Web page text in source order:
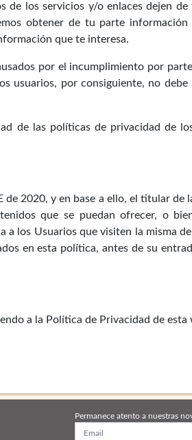
los servicios y/o enlaces dejen
obtener de tu parte información
que te interesa.
por el incumplimiento por
usuarios, por consiguiente, no
de las políticas de privacidad de
2020, y en base a ello, el titular de
que se puedan ofrecer, o
a los Usuarios que visiten la misma
en esta política, antes de su
a la Política de Privacidad de esta
Permanece atento a nuestras